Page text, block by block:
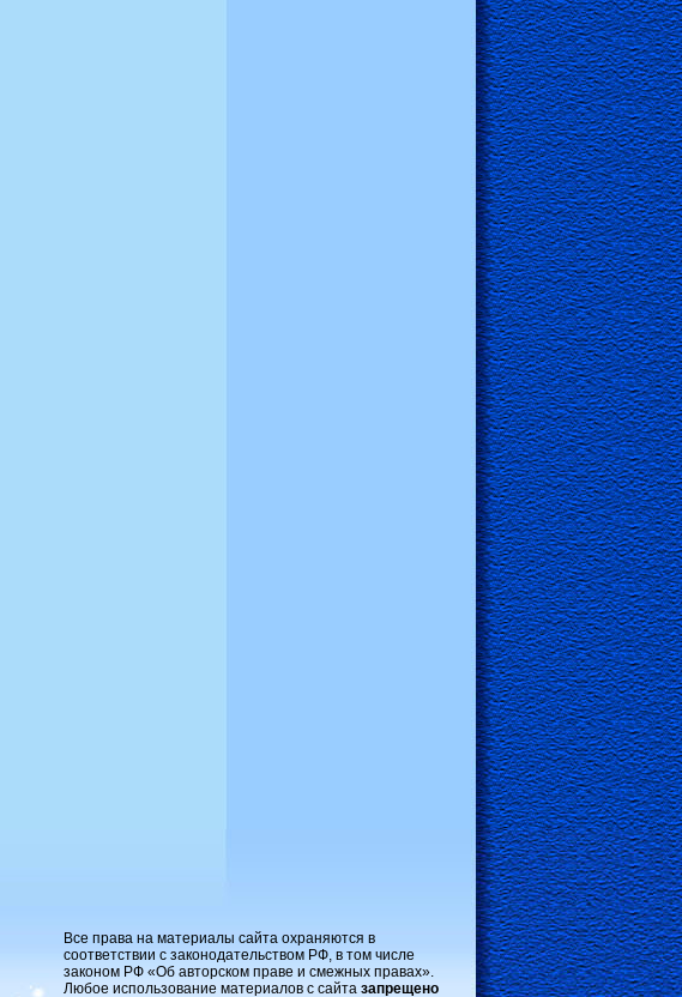
Все права на материалы сайта охраняются в
соответствии с законодательством РФ, в том числе
законом РФ «Об авторском праве и смежных правах».
Любое использование материалов с сайта запрещено